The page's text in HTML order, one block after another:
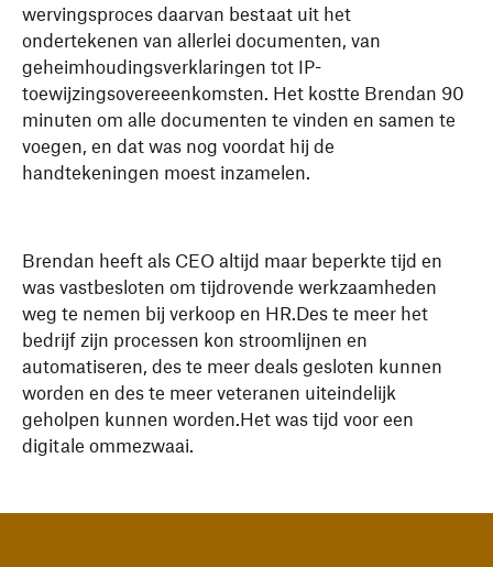
wervingsproces daarvan bestaat uit het
ondertekenen van allerlei documenten, van
geheimhoudingsverklaringen tot IP-
toewijzingsovereeenkomsten. Het kostte Brendan 90
minuten om alle documenten te vinden en samen te
voegen, en dat was nog voordat hij de
handtekeningen moest inzamelen.
Brendan heeft als CEO altijd maar beperkte tijd en
was vastbesloten om tijdrovende werkzaamheden
weg te nemen bij verkoop en HR.Des te meer het
bedrijf zijn processen kon stroomlijnen en
automatiseren, des te meer deals gesloten kunnen
worden en des te meer veteranen uiteindelijk
geholpen kunnen worden.Het was tijd voor een
digitale ommezwaai.